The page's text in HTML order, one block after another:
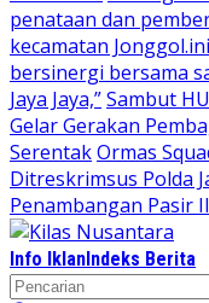
penataan dan
kecamatan
bersinergi bersama
Jaya Jaya,”Sambut
Gelar Gerakan
SerentakOrmas
Ditreskrimsus Polda
Penambangan Pasir
Info IklanIndeks Berita